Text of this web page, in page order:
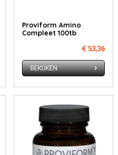
Proviform Amino
Compleet 100tb
€ 53,36
BEKIJKEN